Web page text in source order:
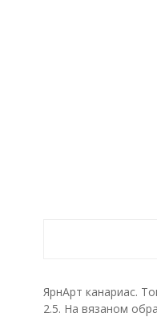
ЯрнАрт канариас.
2.5. На вязаном